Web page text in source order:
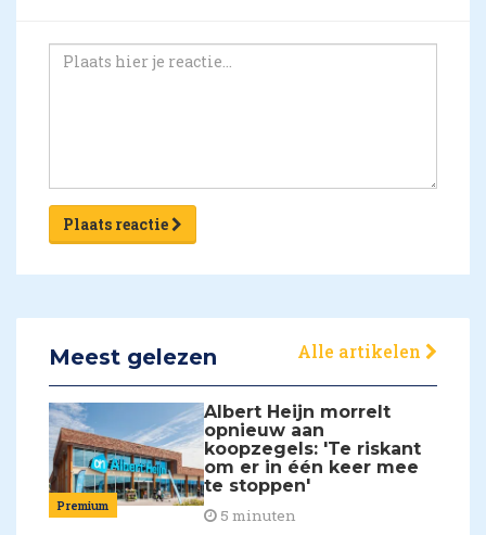
Plaats reactie
Meest gelezen Alle artikelen
Premium
Albert Heijn morrelt
opnieuw aan
koopzegels: 'Te riskant
om er in één keer mee
te stoppen'
5 minuten